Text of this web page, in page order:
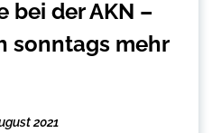
bei der AKN –
sonntags mehr
2021